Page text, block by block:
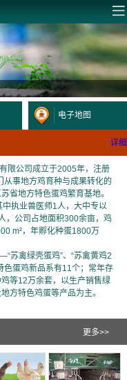
电子地图
详细
公司成立于2005年，注册
从事地方鸡育种与成果转化的
省地方特色蛋鸡繁育基地。
执业兽医师1人，大中专以
，公司占地面积300余亩，鸡
m²，年孵化种蛋1800万
禽绿壳蛋鸡”、“苏禽黄鸡2
色蛋鸡新品系有11个；常年存
等12万余套，以生产销售绿
方特色鸡蛋等产品为主。
更多>>